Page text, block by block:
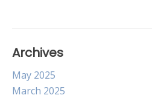
Archives
May 2025
March 2025